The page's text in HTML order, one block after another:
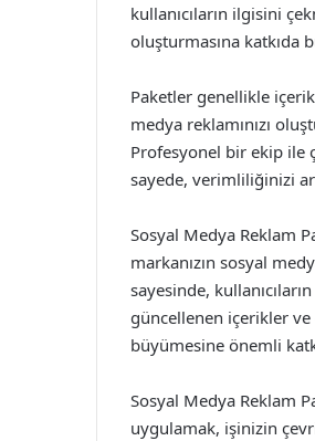
kullanıcıların ilgisini
oluşturmasına katkıda
Paketler genellikle
medya reklamınızı
Profesyonel bir ekip ile
sayede, verimliliğinizi
Sosyal Medya Reklam
markanızın sosyal
sayesinde,
güncellenen içerikler
büyümesine önemli
Sosyal Medya Reklam
uygulamak, işinizin